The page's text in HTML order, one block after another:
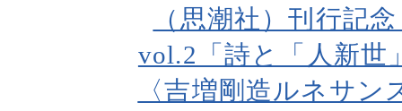
（思潮社）刊行記
vol.2「詩と「人新世
〈吉増剛造ルネサ